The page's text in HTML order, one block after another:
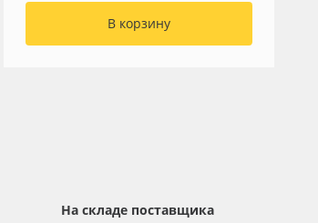
В корзину
На складе поставщика